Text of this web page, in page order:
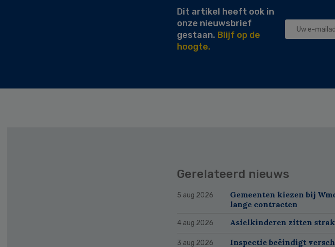
Dit artikel heeft ook in
onze nieuwsbrief
gestaan. Blijf op de
hoogte.
Gerelateerd nieuws
5 aug 2026
Gemeenten kiezen bij
lange contracten
4 aug 2026 Asielkinderen zitten
3 aug 2026
Inspectie beëindigt